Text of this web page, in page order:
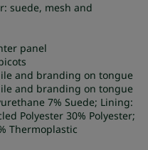
suede, mesh and
panel
and branding on tongue
and branding on tongue
7% Suede; Lining:
Polyester 30% Polyester;
Thermoplastic